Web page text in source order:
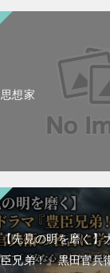
思想家
【先見の明を磨く】
臣兄弟！』黒田官兵